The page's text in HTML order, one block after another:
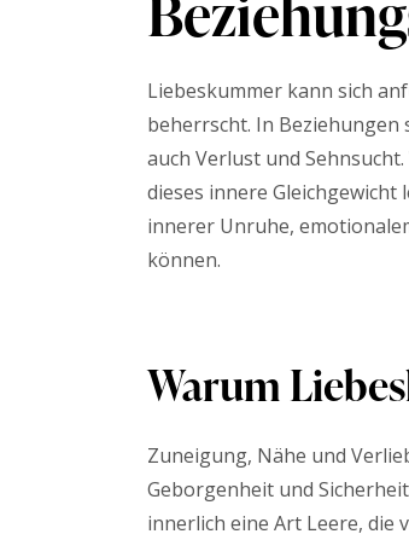
Liebeskummer kann sich
beherrscht. In Beziehungen
auch Verlust und
dieses innere Gleichgewicht
innerer Unruhe,
können.
Warum
Zuneigung, Nähe und
Geborgenheit und
innerlich eine Art Leere, die